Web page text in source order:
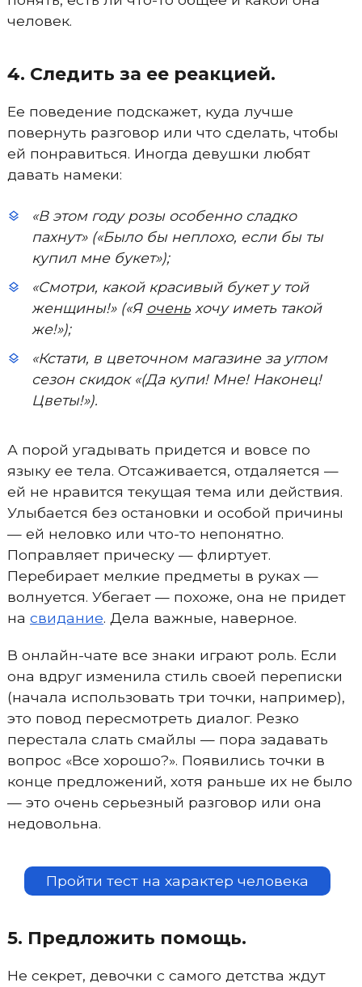
человек.
4. Следить за ее реакцией.
Ее поведение подскажет, куда лучше
повернуть разговор или что сделать, чтобы
ей понравиться. Иногда девушки любят
давать намеки:
«В этом году розы особенно сладко
пахнут» («Было бы неплохо, если бы ты
купил мне букет»);
«Смотри, какой красивый букет у той
женщины!» («Я оченьхочу иметь такой
же!»);
«Кстати, в цветочном магазине за углом
сезон скидок «(Да купи! Мне! Наконец!
Цветы!»).
А порой угадывать придется и вовсе по
языку ее тела. Отсаживается, отдаляется —
ей не нравится текущая тема или действия.
Улыбается без остановки и особой причины
— ей неловко или что-то непонятно.
Поправляет прическу — флиртует.
Перебирает мелкие предметы в руках —
волнуется. Убегает — похоже, она не придет
на свидание. Дела важные, наверное.
В онлайн-чате все знаки играют роль. Если
она вдруг изменила стиль своей переписки
(начала использовать три точки, например),
это повод пересмотреть диалог. Резко
перестала слать смайлы — пора задавать
вопрос «Все хорошо?». Появились точки в
конце предложений, хотя раньше их не было
— это очень серьезный разговор или она
недовольна.
Пройти тест на характер человека
5. Предложить помощь.
Не секрет, девочки с самого детства ждут